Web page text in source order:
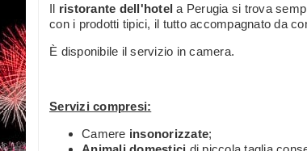
Il ristorante dell'hotel a Perugia si trova
con i prodotti tipici, il tutto accompagnato da
È disponibile il servizio in camera.
Servizi compresi:
Camere insonorizzate;